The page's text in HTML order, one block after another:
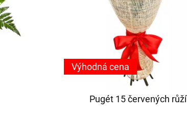
Pugét 15 červených růží
Výhodná cena